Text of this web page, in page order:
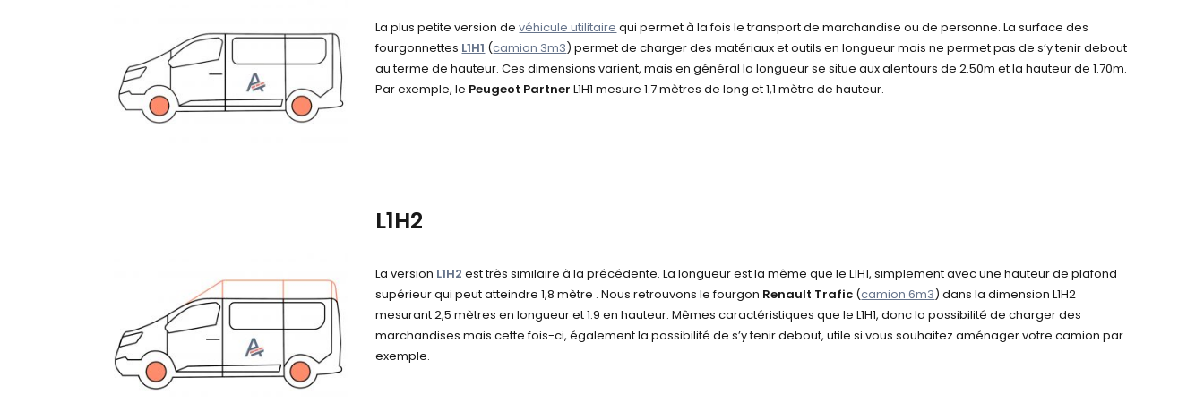
La plus petite version devéhicule utilitaire qui permet à la fois le transport de marchandise ou de personne. La surface des
fourgonnettes L1H1 (camion 3m3) permet de charger des matériaux et outils en longueur mais ne permet pas de s’y tenir debout
au terme de hauteur. Ces dimensions varient, mais en général la longueur se situe aux alentours de 2.50m et la hauteur de 1.70m.
Par exemple, le Peugeot Partner L1H1 mesure1.7 mètres de long et 1,1 mètre de hauteur.
L1H2
La version L1H2 est très similaire à la précédente. La longueur est la même que le L1H1, simplement avec une hauteur de plafond
supérieur qui peut atteindre 1,8 mètre . Nous retrouvons le fourgon Renault Trafic (camion 6m3) dans la dimension L1H2
mesurant 2,5 mètres en longueur et 1.9 en hauteur. Mêmes caractéristiques que le L1H1, donc la possibilité de charger des
marchandises mais cette fois-ci, également la possibilité de s’y tenir debout, utile si vous souhaitez aménager votre camion par
exemple.